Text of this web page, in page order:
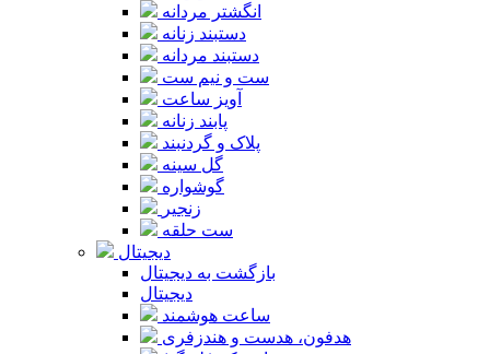
انگشتر مردانه
دستبند زنانه
دستبند مردانه
ست و نیم ست
آویز ساعت
پابند زنانه
پلاک و گردنبند
گل سینه
گوشواره
زنجیر
ست حلقه
دیجیتال
بازگشت به دیجیتال
دیجیتال
ساعت هوشمند
هدفون، هدست و هندزفری